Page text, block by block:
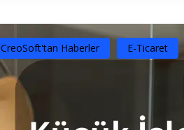
CreoSoft'tan Haberler E-Ticaret